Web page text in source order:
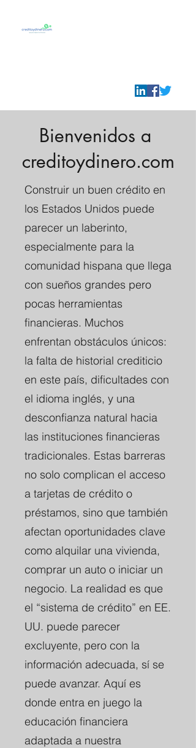
Bienvenidos a
creditoydinero.com
Construir un buen crédito en
los Estados Unidos puede
parecer un laberinto,
especialmente para la
comunidad hispana que llega
con sueños grandes pero
pocas herramientas
financieras. Muchos
enfrentan obstáculos únicos:
la falta de historial crediticio
en este país, dificultades con
el idioma inglés, y una
desconfianza natural hacia
las instituciones financieras
tradicionales. Estas barreras
no solo complican el acceso
a tarjetas de crédito o
préstamos, sino que también
afectan oportunidades clave
como alquilar una vivienda,
comprar un auto o iniciar un
negocio. La realidad es que
el “sistema de crédito” en EE.
UU. puede parecer
excluyente, pero con la
información adecuada, sí se
puede avanzar. Aquí es
donde entra en juego la
educación financiera
adaptada a nuestra